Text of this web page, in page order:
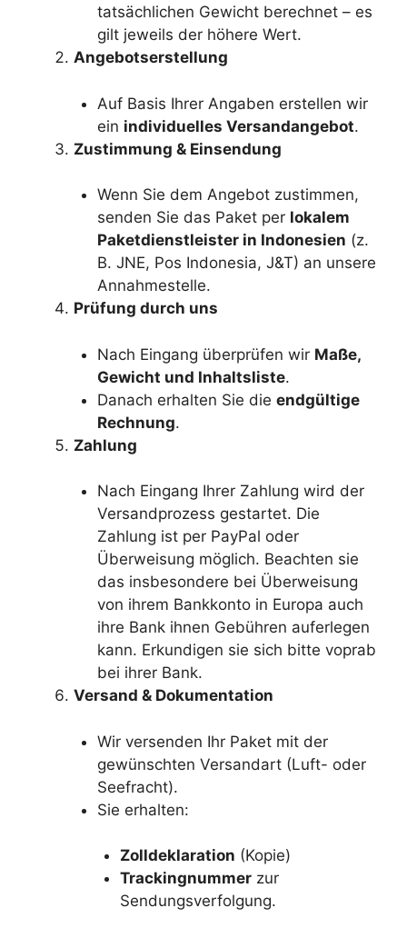
tatsächlichen Gewicht berechnet – es
gilt jeweils der höhere Wert.
Angebotserstellung
Auf Basis Ihrer Angaben erstellen wir
ein individuelles Versandangebot.
Zustimmung & Einsendung
Wenn Sie dem Angebot zustimmen,
senden Sie das Paket per lokalem
Paketdienstleister in Indonesien (z.
B. JNE, Pos Indonesia, J&T) an unsere
Annahmestelle.
Prüfung durch uns
Nach Eingang überprüfen wir Maße,
Gewicht und Inhaltsliste.
Danach erhalten Sie die endgültige
Rechnung.
Zahlung
Nach Eingang Ihrer Zahlung wird der
Versandprozess gestartet. Die
Zahlung ist per PayPal oder
Überweisung möglich. Beachten sie
das insbesondere bei Überweisung
von ihrem Bankkonto in Europa auch
ihre Bank ihnen Gebühren auferlegen
kann. Erkundigen sie sich bitte voprab
bei ihrer Bank.
Versand & Dokumentation
Wir versenden Ihr Paket mit der
gewünschten Versandart (Luft- oder
Seefracht).
Sie erhalten:
Zolldeklaration (Kopie)
Trackingnummer zur
Sendungsverfolgung.